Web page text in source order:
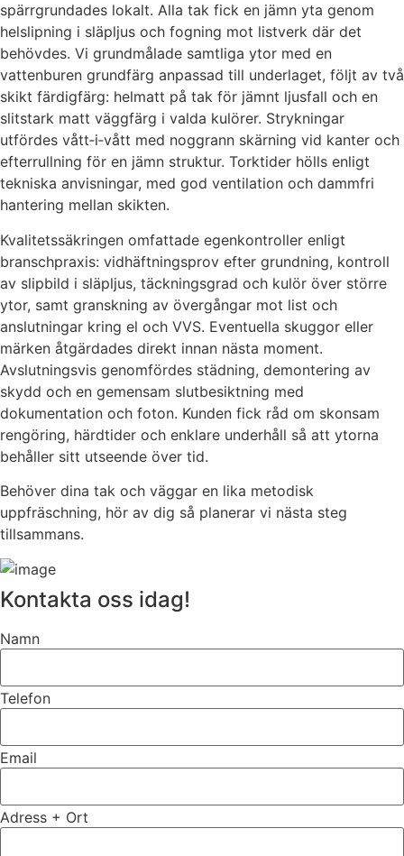
spärrgrundades lokalt. Alla tak fick en jämn yta genom
helslipning i släpljus och fogning mot listverk där det
behövdes. Vi grundmålade samtliga ytor med en
vattenburen grundfärg anpassad till underlaget, följt av två
skikt färdigfärg: helmatt på tak för jämnt ljusfall och en
slitstark matt väggfärg i valda kulörer. Strykningar
utfördes vått‑i‑vått med noggrann skärning vid kanter och
efterrullning för en jämn struktur. Torktider hölls enligt
tekniska anvisningar, med god ventilation och dammfri
hantering mellan skikten.
Kvalitetssäkringen omfattade egenkontroller enligt
branschpraxis: vidhäftningsprov efter grundning, kontroll
av slipbild i släpljus, täckningsgrad och kulör över större
ytor, samt granskning av övergångar mot list och
anslutningar kring el och VVS. Eventuella skuggor eller
märken åtgärdades direkt innan nästa moment.
Avslutningsvis genomfördes städning, demontering av
skydd och en gemensam slutbesiktning med
dokumentation och foton. Kunden fick råd om skonsam
rengöring, härdtider och enklare underhåll så att ytorna
behåller sitt utseende över tid.
Behöver dina tak och väggar en lika metodisk
uppfräschning, hör av dig så planerar vi nästa steg
tillsammans.
Kontakta oss idag!
Namn
Telefon
Email
Adress + Ort